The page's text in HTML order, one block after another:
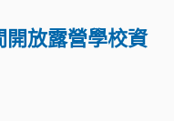
放露營學校資